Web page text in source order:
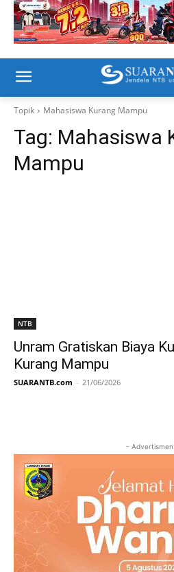
Topik Mahasiswa Kurang Mampu
Tag: Mahasiswa
Mampu
NTB
Unram Gratiskan Biaya
Kurang Mampu
SUARANTB.com - 21/06/2026
-